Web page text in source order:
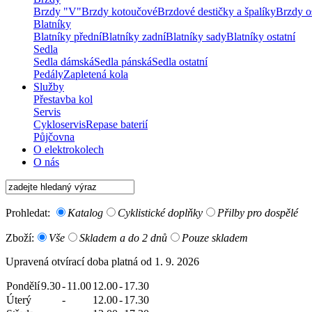
Brzdy "V"Brzdy kotoučovéBrzdové destičky a špalíkyBrzdy
Blatníky
Blatníky předníBlatníky zadníBlatníky sadyBlatníky ostatní
Sedla
Sedla dámskáSedla pánskáSedla ostatní
PedályZapletená kola
Služby
Přestavba kol
Servis
CykloservisRepase baterií
Půjčovna
O elektrokolech
O nás
Prohledat: Katalog Cyklistické doplňky Přilby pro dospělé
Zboží: Vše Skladem a do 2 dnů
Pouze skladem
Upravená otvírací doba platná od 1. 9. 2026
Pondělí9.30-11.0012.00-17.30
Úterý
- 12.00-17.30